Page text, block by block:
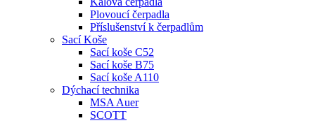
Plovoucí čerpadla
Příslušenství k čerpadlům
Sací Koše
Sací koše C52
Sací koše B75
Sací koše A110
Dýchací technika
MSA Auer
SCOTT